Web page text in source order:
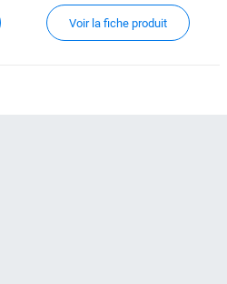
liés à la mise en œuvre des gaz.
Voir la fiche produit